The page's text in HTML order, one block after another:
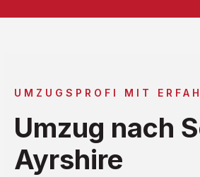
UMZUGSPROFI MIT
Umzug nach
Ayrshire